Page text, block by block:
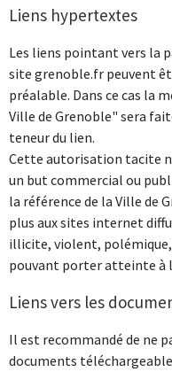
Liens hypertextes
Les liens pointant vers la
site grenoble.fr peuvent
préalable. Dans ce cas la
Ville de Grenoble" sera
teneur du lien.
Cette autorisation tacite
un but commercial ou
la référence de la Ville de
plus aux sites internet
illicite, violent,
pouvant porter atteinte à
Liens vers les
Il est recommandé de ne
documents